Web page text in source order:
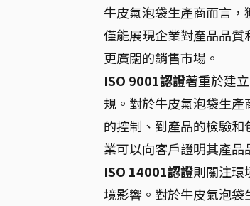
牛皮氣泡袋生產商而言，
僅能展現企業對產品品
更廣闊的銷售市場。
ISO 9001認證著重於建
規。對於牛皮氣泡袋生
的控制、到產品的檢驗
業可以向客戶證明其產
ISO 14001認證則關注環
境影響。對於牛皮氣泡